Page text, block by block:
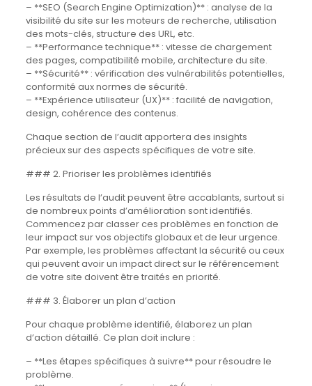
– **SEO (Search Engine Optimization)** : analyse de la
visibilité du site sur les moteurs de recherche, utilisation
des mots-clés, structure des URL, etc.
– **Performance technique** : vitesse de chargement
des pages, compatibilité mobile, architecture du site.
– **Sécurité** : vérification des vulnérabilités potentielles,
conformité aux normes de sécurité.
– **Expérience utilisateur (UX)** : facilité de navigation,
design, cohérence des contenus.
Chaque section de l’audit apportera des insights
précieux sur des aspects spécifiques de votre site.
### 2. Prioriser les problèmes identifiés
Les résultats de l’audit peuvent être accablants, surtout si
de nombreux points d’amélioration sont identifiés.
Commencez par classer ces problèmes en fonction de
leur impact sur vos objectifs globaux et de leur urgence.
Par exemple, les problèmes affectant la sécurité ou ceux
qui peuvent avoir un impact direct sur le référencement
de votre site doivent être traités en priorité.
### 3. Élaborer un plan d’action
Pour chaque problème identifié, élaborez un plan
d’action détaillé. Ce plan doit inclure :
– **Les étapes spécifiques à suivre** pour résoudre le
problème.